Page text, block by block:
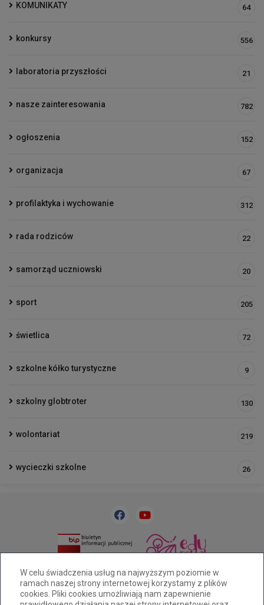
W celu świadczenia usług na najwyższym poziomie w
ramach naszej strony internetowej korzystamy z plików
cookies. Pliki cookies umożliwiają nam zapewnienie
KOMUNIKATY 64
konkursy 556
laboratoria przyszłości 21
nasze zainteresowania 782
ogłoszenia 152
organizacja 67
profilaktyka i wychowanie 312
rada rodziców 22
samorząd uczniowski 20
sport 205
świetlica 72
szkolne kółko turystyczne 9
szkolny globtroter 130
wolontariat 219
wycieczki szkolne 26
33 818 31 84
sp32@cuw.bielsko-biala.pl
Bielsko-Biała, ul. Cieszyńska 393